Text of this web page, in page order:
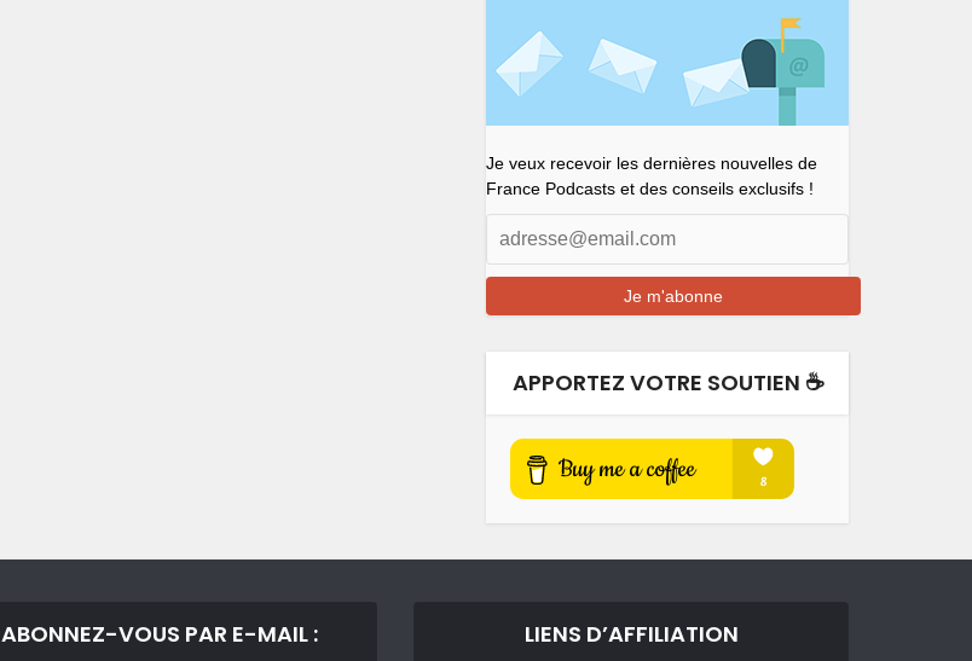
Je veux recevoir les dernières nouvelles de
France Podcasts et des conseils exclusifs !
APPORTEZ VOTRE SOUTIEN ☕️
ABONNEZ-VOUS PAR E-MAIL : LIENS D’AFFILIATION